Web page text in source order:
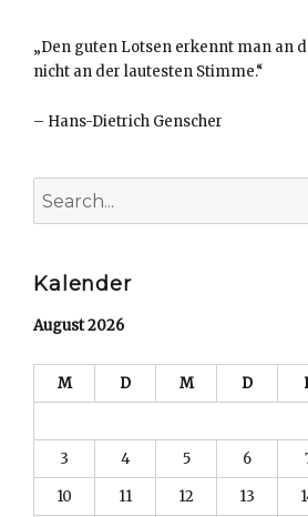
„Den guten Lotsen erkennt man an
nicht an der lautesten Stimme.“
– Hans-Dietrich Genscher
for:
Kalender
August 2026
M D M D
3
4 5 6
10
11 12 13